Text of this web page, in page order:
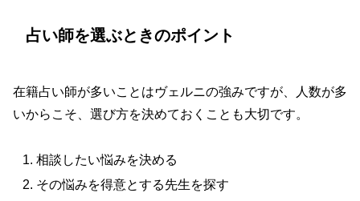
占い師を選ぶときのポイント
在籍占い師が多いことはヴェルニの強みですが、人数が多
いからこそ、選び方を決めておくことも大切です。
相談したい悩みを決める
その悩みを得意とする先生を探す